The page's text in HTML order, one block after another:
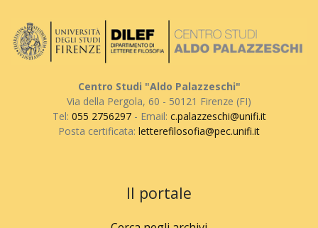
Centro Studi "Aldo Palazzeschi"
Via della Pergola, 60 - 50121 Firenze (FI)
Tel: 055 2756297- Email: c.palazzeschi@unifi.it
Posta certificata: letterefilosofia@pec.unifi.it
Il portale